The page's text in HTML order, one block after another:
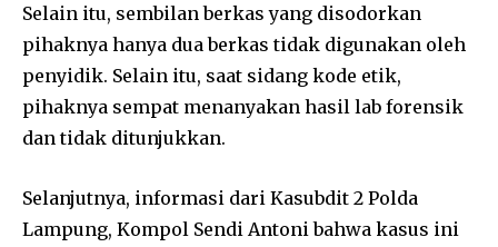
Selain itu, sembilan berkas yang disodorkan
pihaknya hanya dua berkas tidak digunakan oleh
penyidik. Selain itu, saat sidang kode etik,
pihaknya sempat menanyakan hasil lab forensik
dan tidak ditunjukkan.
Selanjutnya, informasi dari Kasubdit 2 Polda
Lampung, Kompol Sendi Antoni bahwa kasus ini